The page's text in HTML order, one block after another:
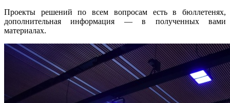
Проекты решений по всем вопросам есть в бюллетенях,
дополнительная информация — в полученных вами
материалах.